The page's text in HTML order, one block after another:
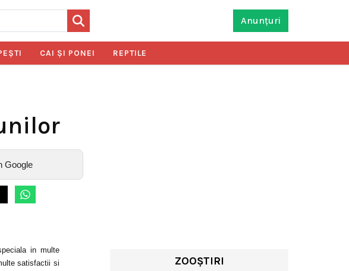
Anunțuri
CAI ŞI PONEI REPTILE
Google
in multe
satisfactii si
ZOOȘTIRI